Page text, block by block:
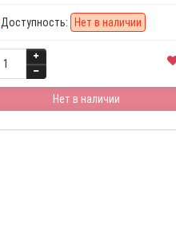
Доступность: Нет в наличии
Нет в наличии